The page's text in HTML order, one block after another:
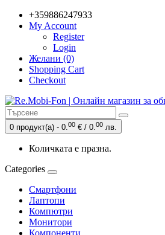
+359886247933
My Account
Register
Login
Желани (0)
Shopping Cart
Checkout
0 продукт(а) - 0.00 € / 0.00 лв.
Количката е празна.
Categories
Смартфони
Лаптопи
Компютри
Монитори
Компоненти